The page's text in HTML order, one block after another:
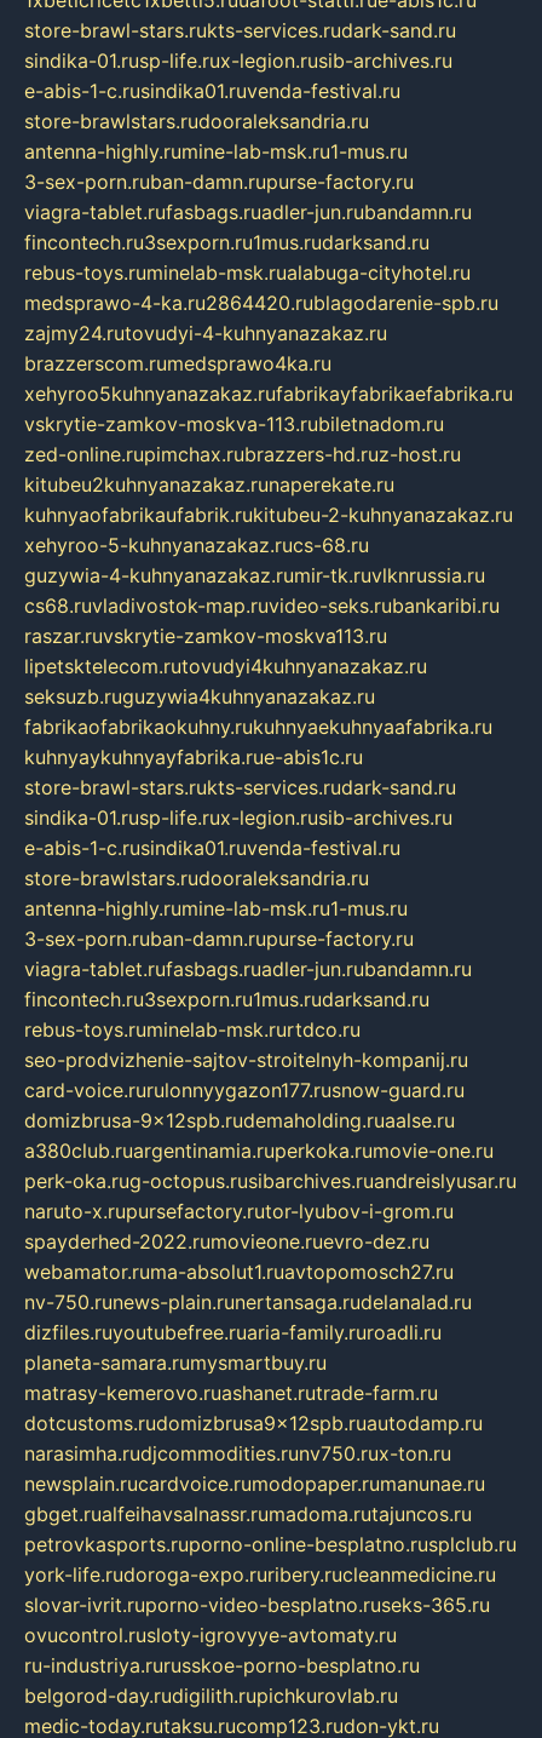
store-brawl-stars.rukts-services.rudark-sand.ru
sindika-01.rusp-life.rux-legion.rusib-archives.ru
e-abis-1-c.rusindika01.ruvenda-festival.ru
store-brawlstars.rudooraleksandria.ru
antenna-highly.rumine-lab-msk.ru1-mus.ru
3-sex-porn.ruban-damn.rupurse-factory.ru
viagra-tablet.rufasbags.ruadler-jun.rubandamn.ru
fincontech.ru3sexporn.ru1mus.rudarksand.ru
rebus-toys.ruminelab-msk.rualabuga-cityhotel.ru
medsprawo-4-ka.ru2864420.rublagodarenie-spb.ru
zajmy24.rutovudyi-4-kuhnyanazakaz.ru
brazzerscom.rumedsprawo4ka.ru
xehyroo5kuhnyanazakaz.rufabrikayfabrikaefabrika.ru
vskrytie-zamkov-moskva-113.rubiletnadom.ru
zed-online.rupimchax.rubrazzers-hd.ruz-host.ru
kitubeu2kuhnyanazakaz.runaperekate.ru
kuhnyaofabrikaufabrik.rukitubeu-2-kuhnyanazakaz.ru
xehyroo-5-kuhnyanazakaz.rucs-68.ru
guzywia-4-kuhnyanazakaz.rumir-tk.ruvlknrussia.ru
cs68.ruvladivostok-map.ruvideo-seks.rubankaribi.ru
raszar.ruvskrytie-zamkov-moskva113.ru
lipetsktelecom.rutovudyi4kuhnyanazakaz.ru
seksuzb.ruguzywia4kuhnyanazakaz.ru
fabrikaofabrikaokuhny.rukuhnyaekuhnyaafabrika.ru
kuhnyaykuhnyayfabrika.rue-abis1c.ru
store-brawl-stars.rukts-services.rudark-sand.ru
sindika-01.rusp-life.rux-legion.rusib-archives.ru
e-abis-1-c.rusindika01.ruvenda-festival.ru
store-brawlstars.rudooraleksandria.ru
antenna-highly.rumine-lab-msk.ru1-mus.ru
3-sex-porn.ruban-damn.rupurse-factory.ru
viagra-tablet.rufasbags.ruadler-jun.rubandamn.ru
fincontech.ru3sexporn.ru1mus.rudarksand.ru
rebus-toys.ruminelab-msk.rurtdco.ru
seo-prodvizhenie-sajtov-stroitelnyh-kompanij.ru
card-voice.rurulonnyygazon177.rusnow-guard.ru
domizbrusa-9x12spb.rudemaholding.ruaalse.ru
a380club.ruargentinamia.ruperkoka.rumovie-one.ru
perk-oka.rug-octopus.rusibarchives.ruandreislyusar.ru
naruto-x.rupursefactory.rutor-lyubov-i-grom.ru
spayderhed-2022.rumovieone.ruevro-dez.ru
webamator.ruma-absolut1.ruavtopomosch27.ru
nv-750.runews-plain.runertansaga.rudelanalad.ru
dizfiles.ruyoutubefree.ruaria-family.ruroadli.ru
planeta-samara.rumysmartbuy.ru
matrasy-kemerovo.ruashanet.rutrade-farm.ru
dotcustoms.rudomizbrusa9x12spb.ruautodamp.ru
narasimha.rudjcommodities.runv750.rux-ton.ru
newsplain.rucardvoice.rumodopaper.rumanunae.ru
gbget.rualfeihavsalnassr.rumadoma.rutajuncos.ru
petrovkasports.ruporno-online-besplatno.rusplclub.ru
york-life.rudoroga-expo.ruribery.rucleanmedicine.ru
slovar-ivrit.ruporno-video-besplatno.ruseks-365.ru
ovucontrol.rusloty-igrovyye-avtomaty.ru
ru-industriya.rurusskoe-porno-besplatno.ru
belgorod-day.rudigilith.rupichkurovlab.ru
medic-today.rutaksu.rucomp123.rudon-ykt.ru